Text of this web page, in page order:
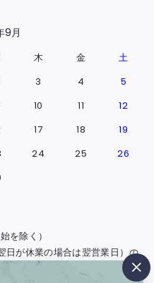
9月
木 金
土
3 4
5
10 11
12
17 18
19
24 25
26
を除く）
が休業の場合は翌営業日）の